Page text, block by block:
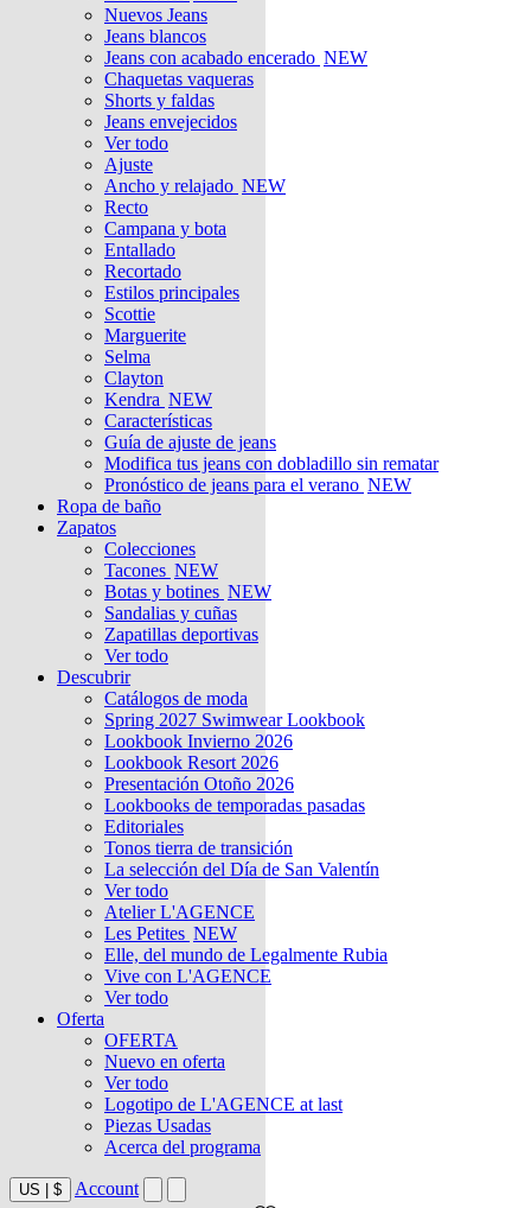
Nuevos Jeans
Jeans blancos
Jeans con acabado encerado NEW
Chaquetas vaqueras
Shorts y faldas
Jeans envejecidos
Ver todo
Ajuste
Ancho y relajado NEW
Recto
Campana y bota
Entallado
Recortado
Estilos principales
Scottie
Marguerite
Selma
Clayton
Kendra NEW
Características
Guía de ajuste de jeans
Modifica tus jeans con dobladillo sin rematar
Pronóstico de jeans para el verano NEW
Ropa de baño
Zapatos
Colecciones
Tacones NEW
Botas y botines NEW
Sandalias y cuñas
Zapatillas deportivas
Ver todo
Descubrir
Catálogos de moda
Spring 2027 Swimwear Lookbook
Lookbook Invierno 2026
Lookbook Resort 2026
Presentación Otoño 2026
Lookbooks de temporadas pasadas
Editoriales
Tonos tierra de transición
La selección del Día de San Valentín
Ver todo
Atelier L'AGENCE
Les Petites NEW
Elle, del mundo de Legalmente Rubia
Vive con L'AGENCE
Ver todo
Oferta
OFERTA
Nuevo en oferta
Ver todo
Logotipo de L'AGENCE at last
Piezas Usadas
Acerca del programa
US $ Account